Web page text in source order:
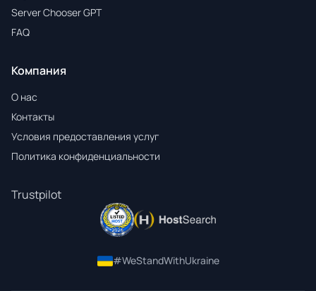
Server Chooser GPT
FAQ
Компания
О нас
Контакты
Условия предоставления услуг
Политика конфиденциальности
Trustpilot
#WeStandWithUkraine